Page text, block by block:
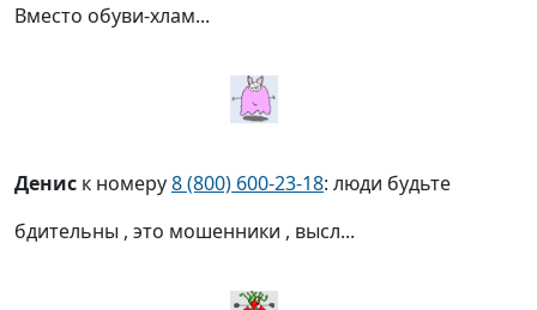
Вместо обуви-хлам...
Денис к номеру8 (800) 600-23-18: люди будьте
бдительны , это мошенники , высл...